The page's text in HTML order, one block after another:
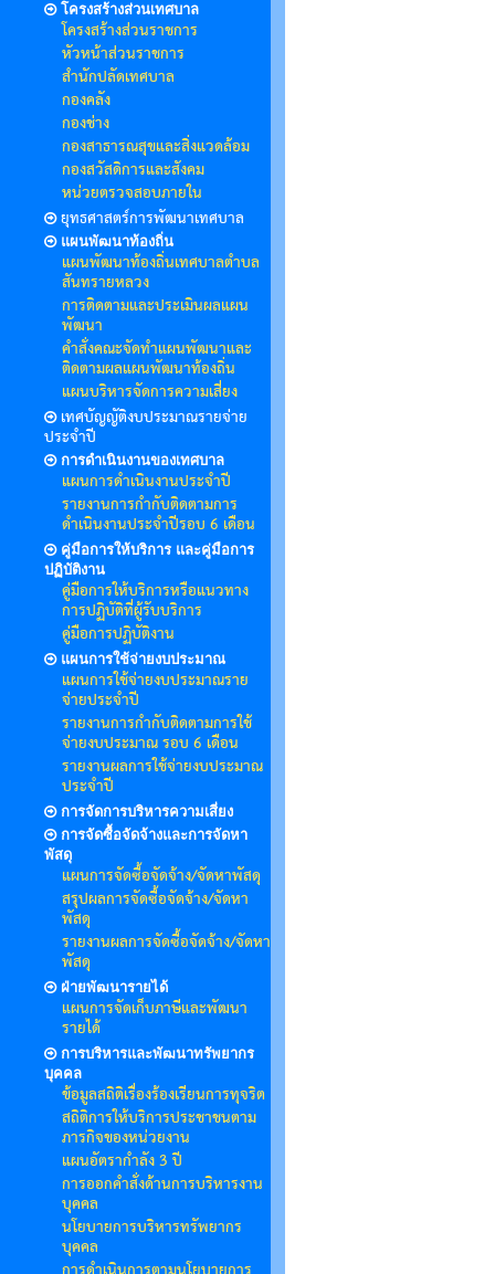
โครงสร้างส่วนเทศบาล
โครงสร้างส่วนราชการ
หัวหน้าส่วนราชการ
สำนักปลัดเทศบาล
กองคลัง
กองช่าง
กองสาธารณสุขและสิ่งแวดล้อม
กองสวัสดิการและสังคม
หน่วยตรวจสอบภายใน
ยุทธศาสตร์การพัฒนาเทศบาล
แผนพัฒนาท้องถิ่น
แผนพัฒนาท้องถิ่นเทศบาลตำบล
สันทรายหลวง
การติดตามและประเมินผลแผน
พัฒนา
คำสั่งคณะจัดทำแผนพัฒนาและ
ติดตามผลแผนพัฒนาท้องถิ่น
แผนบริหารจัดการความเสี่ยง
เทศบัญญัติงบประมาณรายจ่าย
ประจำปี
การดำเนินงานของเทศบาล
แผนการดำเนินงานประจำปี
รายงานการกำกับติดตามการ
ดำเนินงานประจำปีรอบ 6 เดือน
คู่มือการให้บริการ และคู่มือการ
ปฏิบัติงาน
คู่มือการให้บริการหรือแนวทาง
การปฏิบัติที่ผู้รับบริการ
คู่มือการปฏิบัติงาน
แผนการใช้จ่ายงบประมาณ
แผนการใช้จ่ายงบประมาณราย
จ่ายประจำปี
รายงานการกำกับติดตามการใช้
จ่ายงบประมาณ รอบ 6 เดือน
รายงานผลการใช้จ่ายงบประมาณ
ประจำปี
การจัดการบริหารความเสี่ยง
การจัดซื้อจัดจ้างและการจัดหา
พัสดุ
แผนการจัดซื้อจัดจ้าง/จัดหาพัสดุ
สรุปผลการจัดซื้อจัดจ้าง/จัดหา
พัสดุ
รายงานผลการจัดซื้อจัดจ้าง/จัดหา
พัสดุ
ฝ่ายพัฒนารายได้
แผนการจัดเก็บภาษีและพัฒนา
รายได้
การบริหารและพัฒนาทรัพยากร
บุคคล
ข้อมูลสถิติเรื่องร้องเรียนการทุจริต
สถิติการให้บริการประชาชนตาม
ภารกิจของหน่วยงาน
แผนอัตรากำลัง 3 ปี
การออกคำสั่งด้านการบริหารงาน
บุคคล
นโยบายการบริหารทรัพยากร
บุคคล